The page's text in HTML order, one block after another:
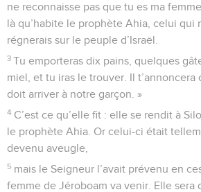
ne reconnaisse pas que tu es ma
là qu’habite le prophète Ahia, celui qui
régnerais sur le peuple d’Israël.
3 Tu emporteras dix pains, quelques
miel, et tu iras le trouver. Il
doit arriver à notre garçon. »
4 C’est ce qu’elle fit : elle se rendit à
le prophète Ahia. Or celui-ci était
devenu aveugle,
5 mais le Seigneur l’avait prévenu en
femme de Jéroboam va venir. Elle sera